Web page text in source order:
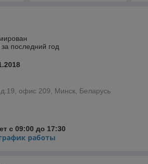
последний год
д.19, офис 209, Минск, Беларусь
с 09:00 до 17:30
работы